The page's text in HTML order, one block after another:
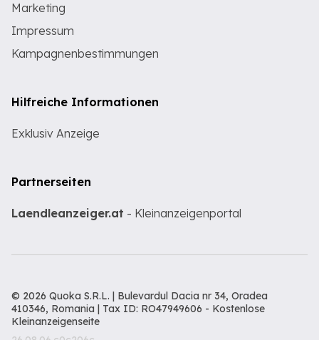
Marketing
Impressum
Kampagnenbestimmungen
Hilfreiche Informationen
Exklusiv Anzeige
Partnerseiten
Laendleanzeiger.at - Kleinanzeigenportal
© 2026 Quoka S.R.L. | Bulevardul Dacia nr 34, Oradea
410346, Romania | Tax ID: RO47949606 - Kostenlose
Kleinanzeigenseite